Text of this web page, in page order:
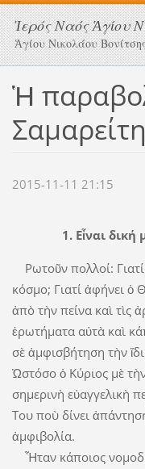
Ἱερός Ναός Ἁγίου
Ἁγίου Νικολάου
Ἡ
Σαμαρείτη
2015-11-11 21:15
1. Εἶναι δική
Ρωτοῦν πολλοί:
κόσμο; Για­τί ἀφήνει ὁ
ἀπὸ τὴν ­πείνα καὶ τὶς
ἐρωτήματα αὐτὰ καὶ
σὲ ἀ­μ­φισβήτηση τὴν
Ὡστόσο ὁ Κύριος μὲ
σημερινὴ εὐαγγελικὴ
Του ποὺ δίνει
ἀμφιβολία.
Ἦταν κάποιος